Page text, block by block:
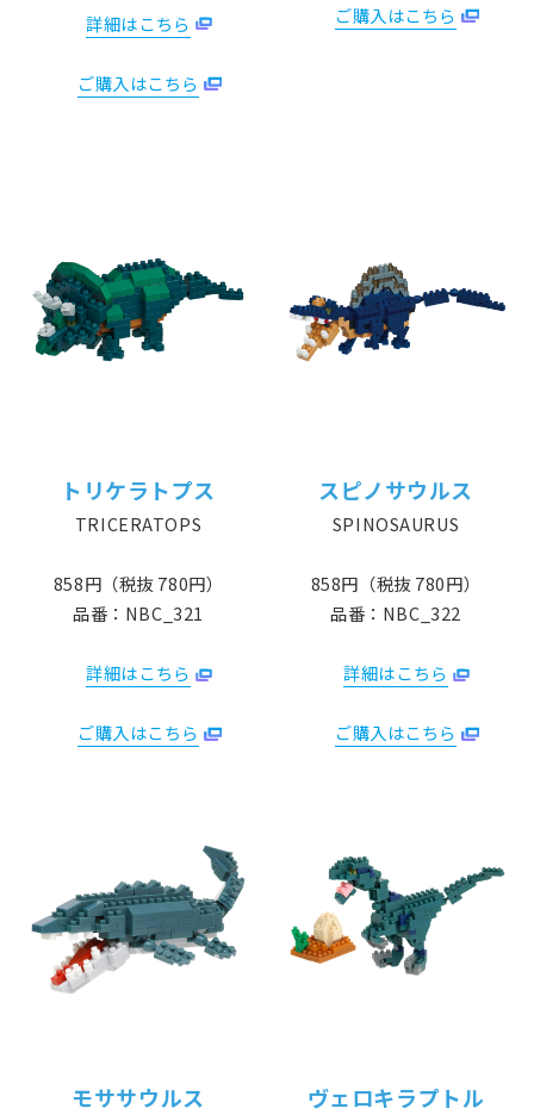
詳細はこちら
ご購入はこちら
ご購入はこちら
トリケラトプス
TRICERATOPS
858円（税抜 780円）
品番：NBC_321
詳細はこちら
ご購入はこちら
スピノサウルス
SPINOSAURUS
858円（税抜 780円）
品番：NBC_322
詳細はこちら
ご購入はこちら
モササウルス ヴェロキラプトル